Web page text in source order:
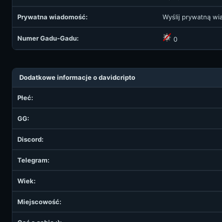
Prywatna wiadomość: Wyślij prywatną
Numer Gadu-Gadu: 0
Dodatkowe informacje o davidcripto
Płeć:
GG:
Discord:
Telegram:
Wiek:
Miejscowość: